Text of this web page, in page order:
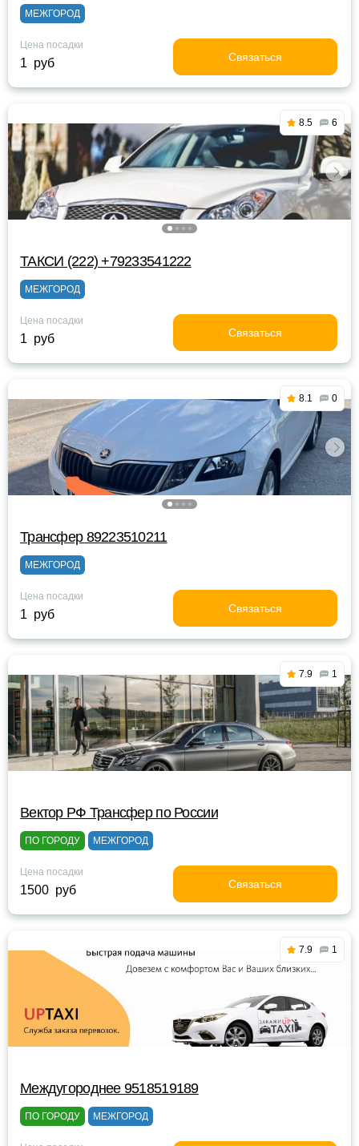
МЕЖГОРОД
Цена посадки
1 руб Связаться
8.5 6
ТАКСИ (222) +79233541222
МЕЖГОРОД
Цена посадки
1 руб Связаться
8.1 0
Трансфер 89223510211
МЕЖГОРОД
Цена посадки
1 руб Связаться
7.9 1
Вектор РФ Трансфер по России
ПО ГОРОДУ МЕЖГОРОД
Цена посадки
1500 руб Связаться
7.9 1
Междугороднее 9518519189
ПО ГОРОДУ МЕЖГОРОД